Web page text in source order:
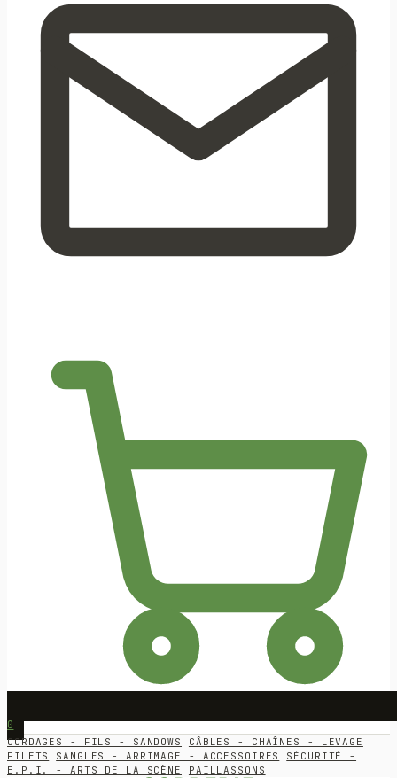
0
CORDAGES - FILS - SANDOWS
CÂBLES - CHAÎNES - LEVAGE
FILETS
SANGLES - ARRIMAGE - ACCESSOIRES
SÉCURITÉ -
E.P.I. - ARTS DE LA SCÈNE
PAILLASSONS